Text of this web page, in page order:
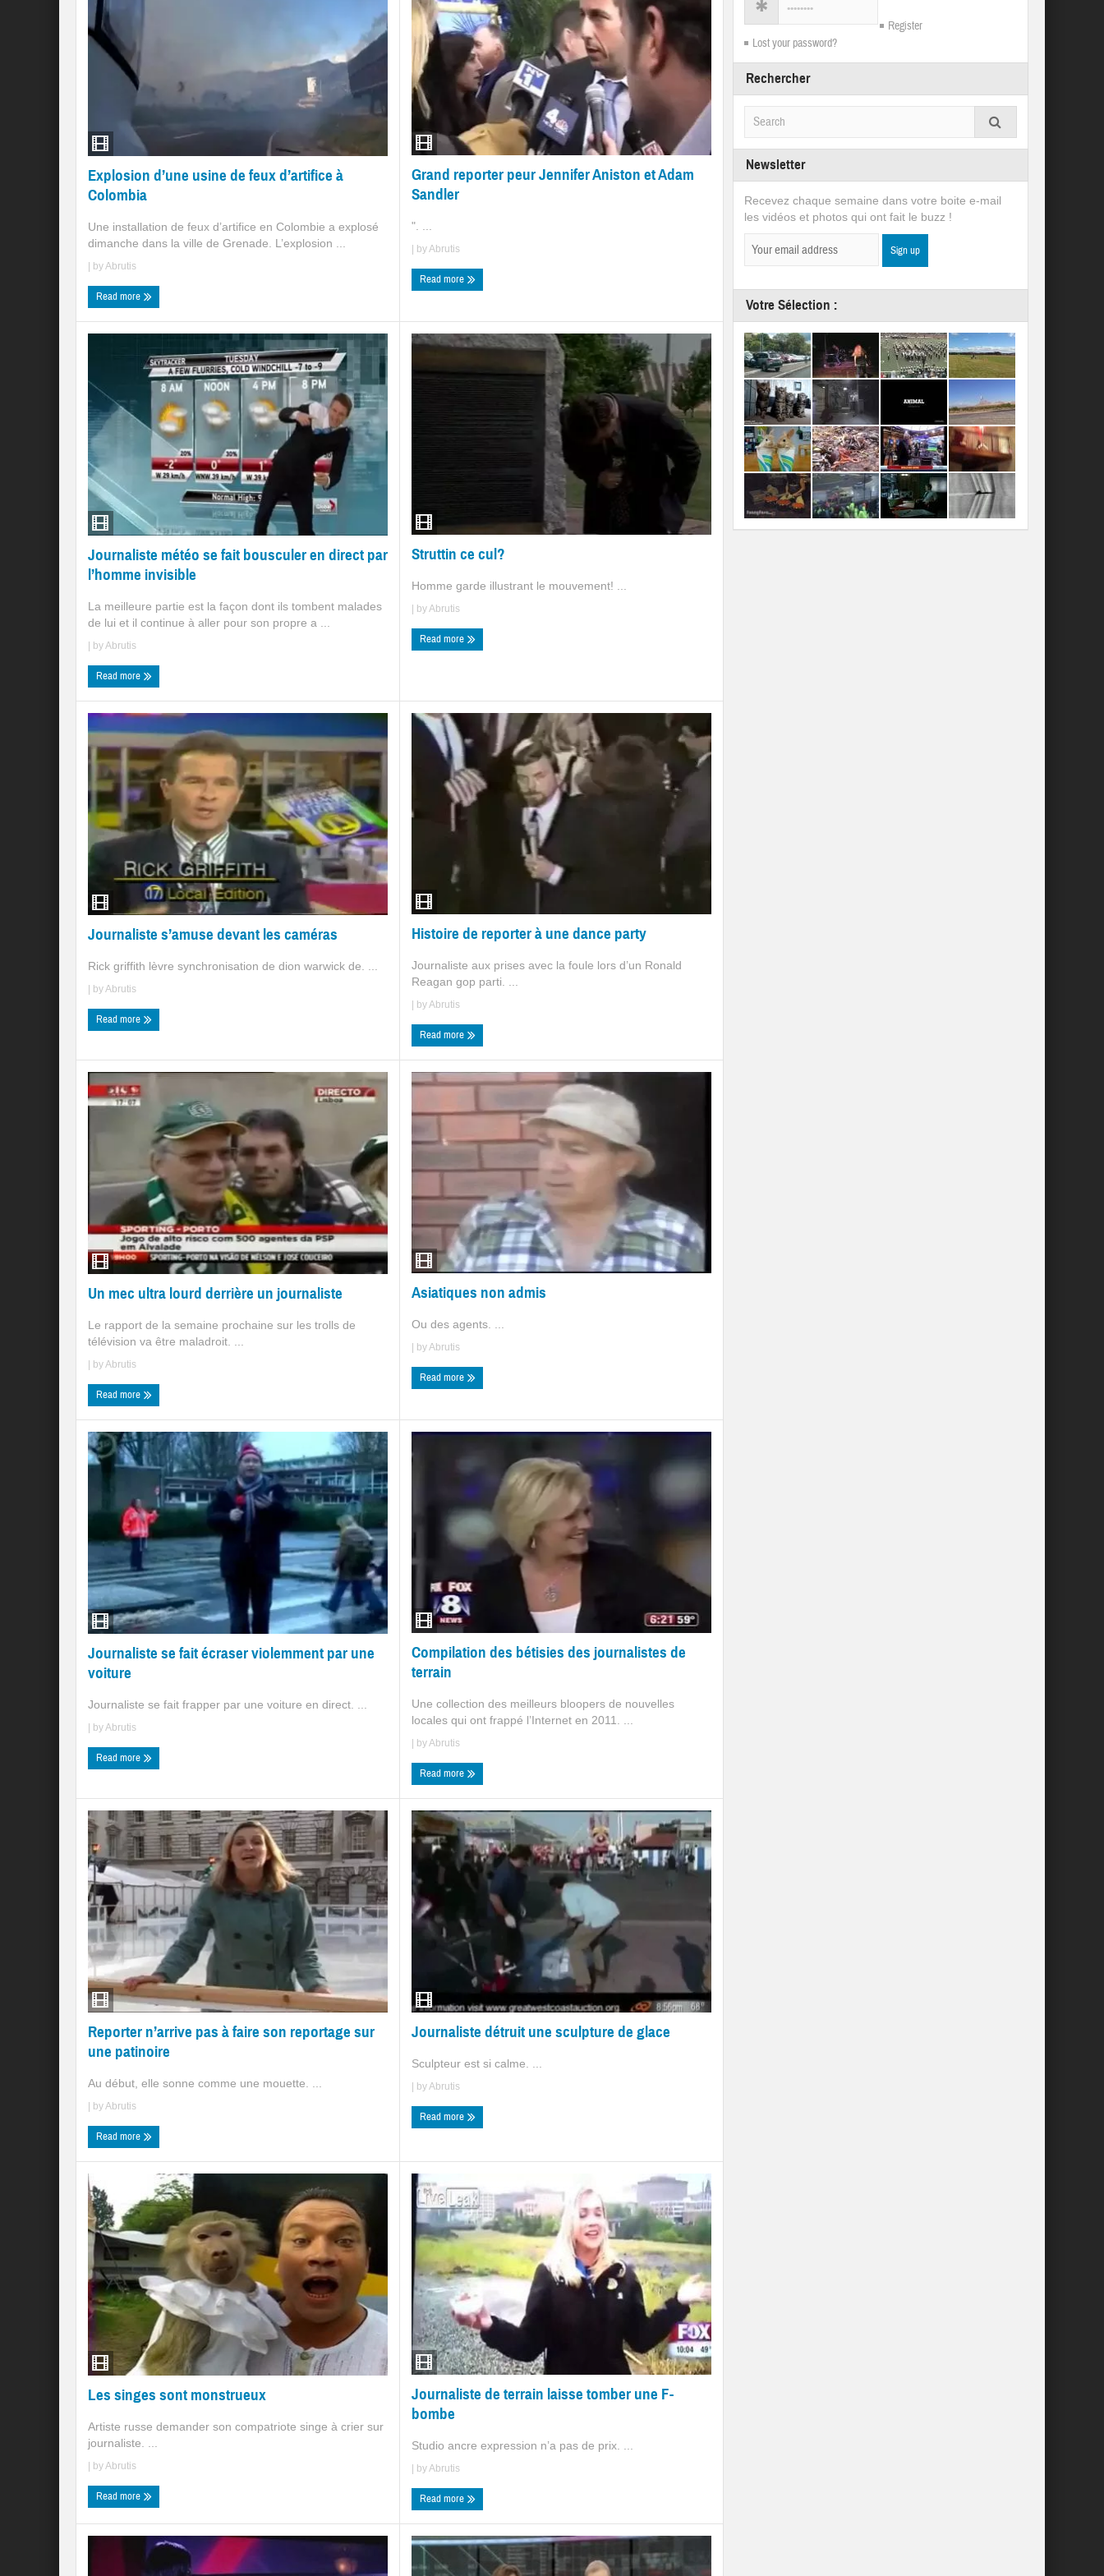
Explosion d’une usine de feux d’artifice à
Colombia
Une installation de feux d’artifice en Colombie a explosé
dimanche dans la ville de Grenade. L’explosion ...
| byAbrutis
Read more
Grand reporter peur Jennifer Aniston et Adam
Sandler
". ...
| byAbrutis
Read more
Journaliste météo se fait bousculer en direct par
l’homme invisible
La meilleure partie est la façon dont ils tombent malades
de lui et il continue à aller pour son propre a ...
| byAbrutis
Read more
Struttin ce cul?
Homme garde illustrant le mouvement! ...
| byAbrutis
Read more
Journaliste s’amuse devant les caméras
Rick griffith lèvre synchronisation de dion warwick de. ...
| byAbrutis
Read more
Histoire de reporter à une dance party
Journaliste aux prises avec la foule lors d’un Ronald
Reagan gop parti. ...
| byAbrutis
Read more
Un mec ultra lourd derrière un journaliste
Le rapport de la semaine prochaine sur les trolls de
télévision va être maladroit. ...
| byAbrutis
Read more
Asiatiques non admis
Ou des agents. ...
| byAbrutis
Read more
Journaliste se fait écraser violemment par une
voiture
Journaliste se fait frapper par une voiture en direct. ...
| byAbrutis
Read more
Compilation des bétisies des journalistes de
terrain
Une collection des meilleurs bloopers de nouvelles
locales qui ont frappé l’Internet en 2011. ...
| byAbrutis
Read more
Reporter n’arrive pas à faire son reportage sur
une patinoire
Au début, elle sonne comme une mouette. ...
| byAbrutis
Read more
Journaliste détruit une sculpture de glace
Sculpteur est si calme. ...
| byAbrutis
Read more
Les singes sont monstrueux
Artiste russe demander son compatriote singe à crier sur
journaliste. ...
| byAbrutis
Read more
Journaliste de terrain laisse tomber une F-
bombe
Studio ancre expression n’a pas de prix. ...
| byAbrutis
Read more
Register
Lost your password?
Rechercher
Newsletter
Recevez chaque semaine dans votre boite e-mail
les vidéos et photos qui ont fait le buzz !
Votre Sélection :